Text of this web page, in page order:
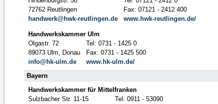
72762 Reutlingen
Fax: 07121 - 2412 400
handwerk@hwk-reutlingen.de
www.hwk-reutlingen.de/
Handwerkskammer Ulm
Olgastr. 72
Tel: 0731 - 1425 0
89073 Ulm, Donau
Fax: 0731 - 1425 500
info@hk-ulm.de
www.hk-ulm.de/
Bayern
Handwerkskammer für Mittelfranken
Sulzbacher Str. 11-15
Tel: 0911 - 53090